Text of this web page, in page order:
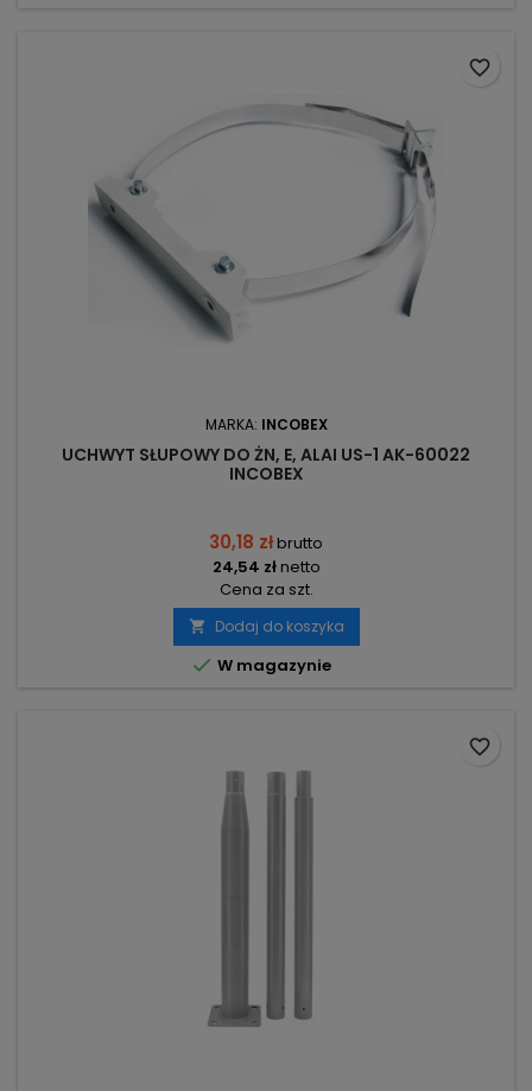
MARKA: INCOBEX
UCHWYT SŁUPOWY DO ŻN, E, ALAI US-1 AK-60022
INCOBEX
30,18 złbrutto
24,54 złnetto
Cena za szt.
 Dodaj do koszyka
 W magazynie
favorite_border
favorite_border